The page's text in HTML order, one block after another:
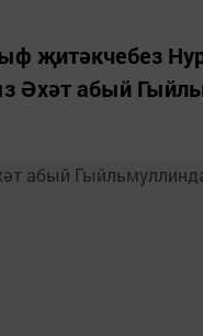
җитәкчебез
Әхәт абый